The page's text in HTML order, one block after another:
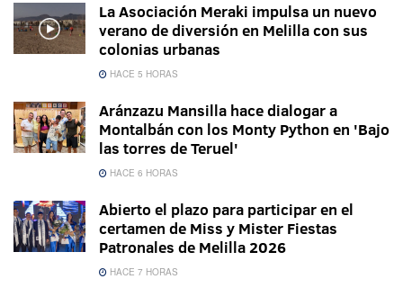
La Asociación Meraki impulsa un nuevo
verano de diversión en Melilla con sus
colonias urbanas
HACE 5 HORAS
Aránzazu Mansilla hace dialogar a
Montalbán con los Monty Python en 'Bajo
las torres de Teruel'
HACE 6 HORAS
Abierto el plazo para participar en el
certamen de Miss y Mister Fiestas
Patronales de Melilla 2026
HACE 7 HORAS